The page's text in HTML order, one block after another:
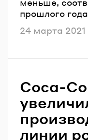
меньше,
прошлого
Опубликовано
24 марта 2021
Coca-
линии